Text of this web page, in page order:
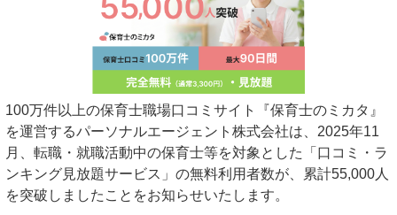
100万件以上の保育士職場口コミサイト『保育士のミカタ』
を運営するパーソナルエージェント株式会社は、2025年11
月、転職・就職活動中の保育士等を対象とした「口コミ・ラ
ンキング見放題サービス」の無料利用者数が、累計55,000人
を突破しましたことをお知らせいたします。